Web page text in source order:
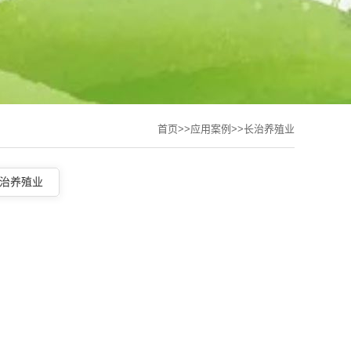
首页>>应用案例 >>长治养殖业
养殖业